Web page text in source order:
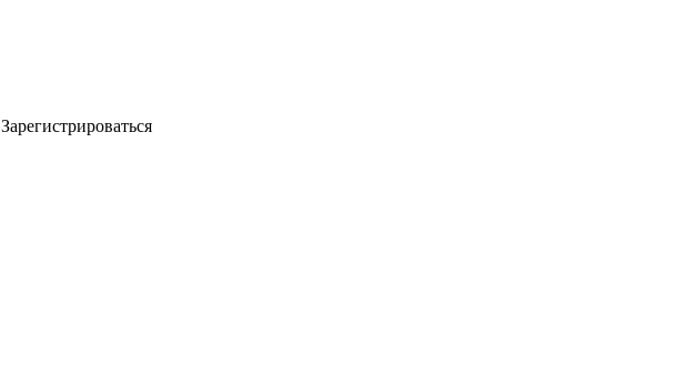
Зарегистрироваться